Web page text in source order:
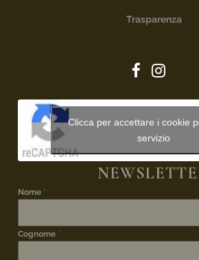
Trasparenza
Clicca per accettare i cookie
servizio
Nome *
Cognome *